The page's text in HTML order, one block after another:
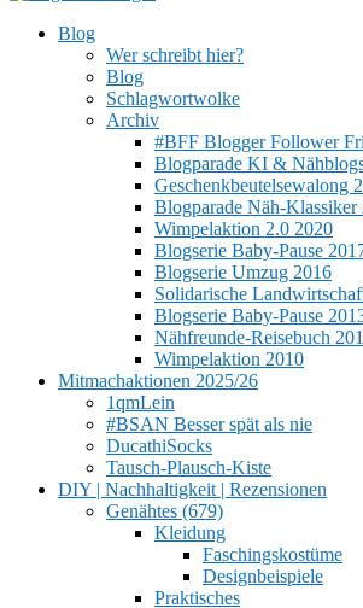
Blog
Wer schreibt hier?
Blog
Schlagwortwolke
Archiv
#BFF Blogger Follower
Blogparade KI &
Geschenkbeutelsewalong
Blogparade Näh-Klassiker
Wimpelaktion 2.0 2020
Blogserie Baby-Pause
Blogserie Umzug 2016
Solidarische
Blogserie Baby-Pause
Nähfreunde-Reisebuch
Wimpelaktion 2010
Mitmachaktionen 2025/26
1qmLein
#BSAN Besser spät als nie
DucathiSocks
Tausch-Plausch-Kiste
DIY | Nachhaltigkeit | Rezensionen
Genähtes (679)
Kleidung
Faschingskostüme
Designbeispiele
Praktisches